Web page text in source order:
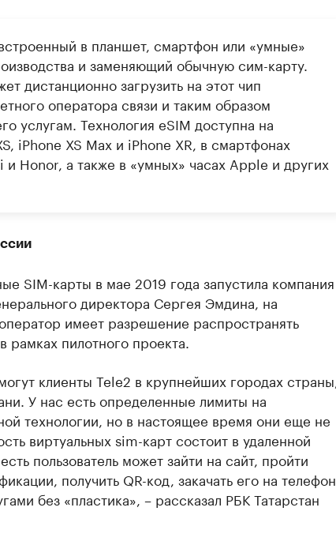
в планшет, смартфон или «умные»
и заменяющий обычную сим-карту.
дистанционно загрузить на этот чип
оператора связи и таким образом
услугам. Технология eSIM доступна на
iPhone XS Max и iPhone XR, в смартфонах
и Honor, а также в «умных» часах Apple и других
SIM-карты в мае 2019 года запустила компания
директора Сергея Эмдина, на
имеет разрешение распространять
рамках пилотного проекта.
клиенты Tele2 в крупнейших городах страны,
У нас есть определенные лимиты на
технологии, но в настоящее время они еще не
виртуальных sim-карт состоит в удаленной
пользователь может зайти на сайт, пройти
получить QR-код, закачать его на телефон
без «пластика», – рассказал РБК Татарстан